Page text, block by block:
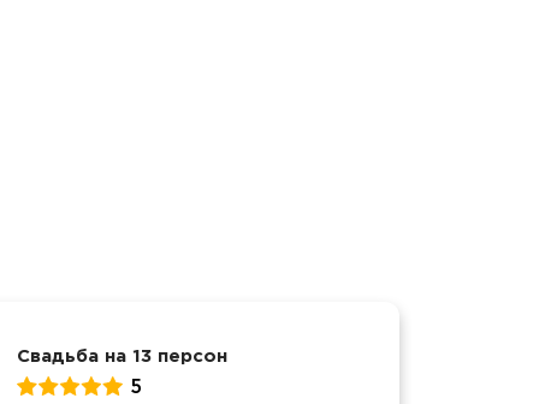
Свадьба на 13 персон
5